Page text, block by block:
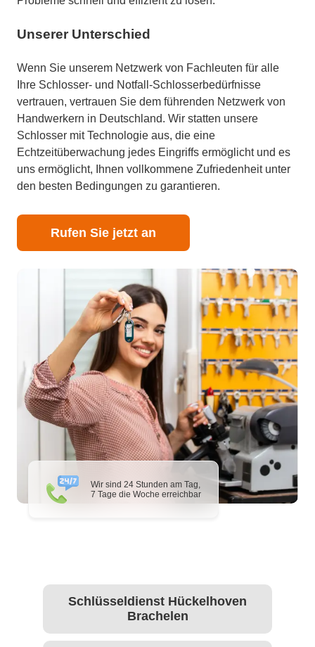
Wir sind 24 Stunden am Tag,
7 Tage die Woche erreichbar
Unserer Unterschied
Wenn Sie unserem Netzwerk von Fachleuten für alle
Ihre Schlosser- und Notfall-Schlosserbedürfnisse
vertrauen, vertrauen Sie dem führenden Netzwerk von
Handwerkern in Deutschland. Wir statten unsere
Schlosser mit Technologie aus, die eine
Echtzeitüberwachung jedes Eingriffs ermöglicht und es
uns ermöglicht, Ihnen vollkommene Zufriedenheit unter
den besten Bedingungen zu garantieren.
Rufen Sie jetzt an
Schlüsseldienst Hückelhoven
Brachelen